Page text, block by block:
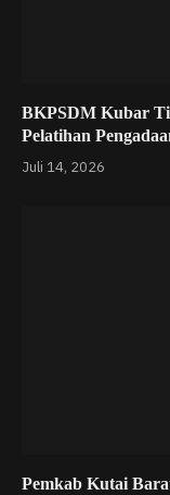
BKPSDM Kubar
Pelatihan
Juli 14, 2026
Pemkab Kutai